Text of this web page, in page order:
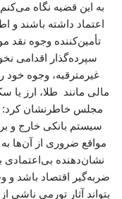
به این قضیه نگاه
اعتماد داشته باشند و
تأمین‌کننده وجوه نقد
سپرده‌گذار اقدامی
غیرمترقبه، وجوه خود
مالی مانند طلا، ارز
مجلس خاطرنشان کرد:
سیستم بانکی خارج و
مواقع ضروری از آن‌ها به
نشان‌دهنده
ضربه‌گیر اقتصاد باشد و
بتواند آثار تورمی ناشی